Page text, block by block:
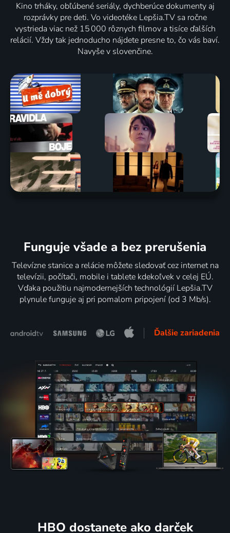
Kino trháky, obľúbené seriály, dychberúce dokumenty aj
rozprávky pre deti. Vo videotéke Lepšia.TV sa ročne
vystrieda viac než 15 000 rôznych filmov a tisíce ďalších
relácií. Vždy tak jednoducho nájdete presne to, čo vás baví.
Navyše v slovenčine.
Funguje všade a bez prerušenia
Televízne stanice a relácie môžete sledovať cez internet na
televízii, počítači, mobile i tablete kdekoľvek v celej EÚ.
Vďaka použitiu najmodernejších technológií Lepšia.TV
plynule funguje aj pri pomalom pripojení (od 3 Mb/s).
Ďalšie zariadenia
HBO dostanete ako darček